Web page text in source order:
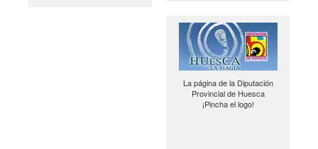
La página de la Diputación
Provincial de Huesca
¡Pincha el logo!